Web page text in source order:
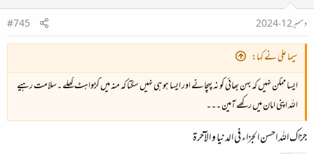
دسمبر 12، 2024
#745
سیما علی نے کہا:
ایسا ممکن نہیں کہ بہن بھائی کو نہ پہچانے اور ایسا ہو ہی نہیں سکتا کہ منہ میں کڑواہٹ گھلے ۔سلامت رہیے
اللہ اپنی امان میں رکھے آمین ۔۔۔
جزاک اللہ احسن الجزاء فی الدنیا و الآخرۃ